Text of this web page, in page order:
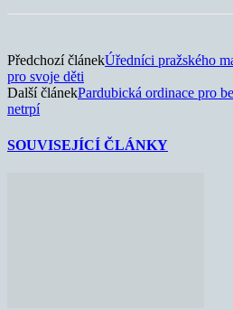
Předchozí článekÚředníci pražského
pro svoje děti
Další článekPardubická ordinace pro
netrpí
SOUVISEJÍCÍ ČLÁNKY